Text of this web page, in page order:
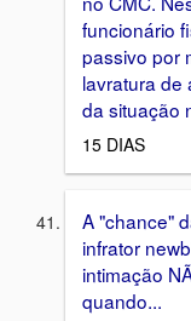
funcionário
passivo por
lavratura de
da situação
15 DIAS
A "chance"
infrator
intimação
quando...